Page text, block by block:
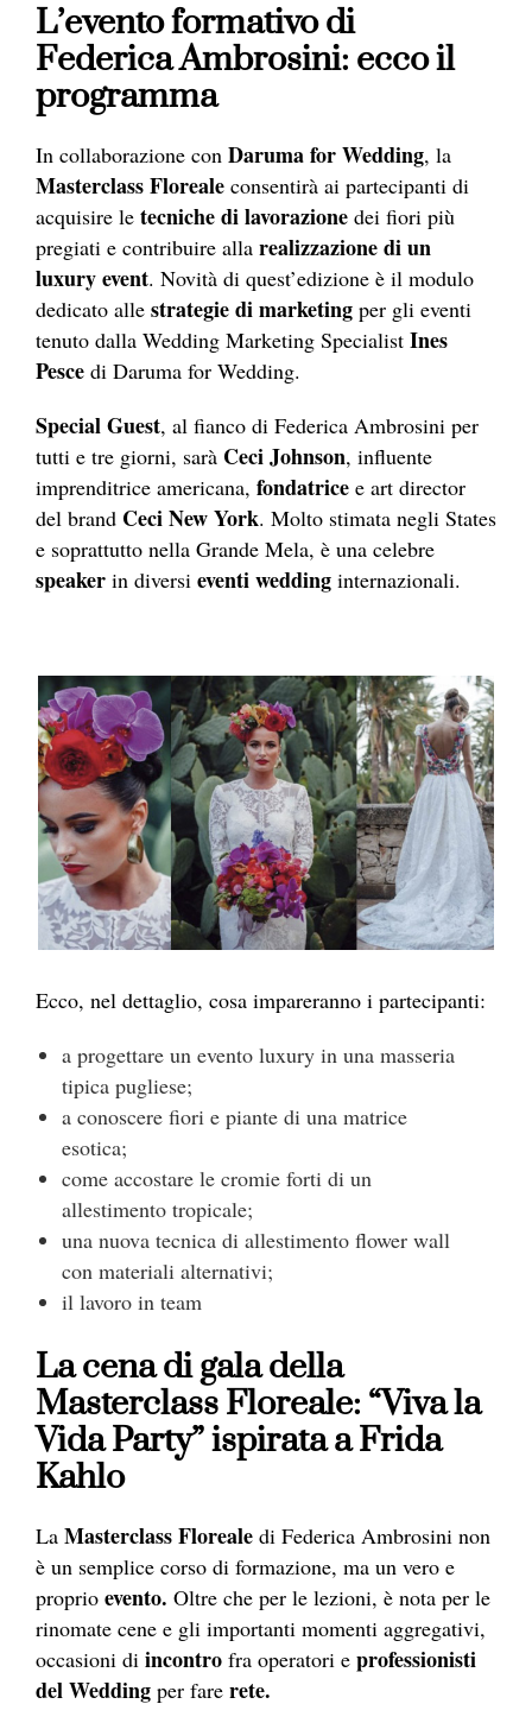
L’evento formativo di
Federica Ambrosini: ecco il
programma
In collaborazione con Daruma for Wedding, la
Masterclass Floreale consentirà ai partecipanti di
acquisire le tecniche di lavorazione dei fiori più
pregiati e contribuire alla realizzazione di un
luxury event. Novità di quest’edizione è il modulo
dedicato alle strategie di marketing per gli eventi
tenuto dalla Wedding Marketing Specialist Ines
Pesce di Daruma for Wedding.
Special Guest, al fianco di Federica Ambrosini per
tutti e tre giorni, sarà Ceci Johnson, influente
imprenditrice americana, fondatrice e art director
del brand Ceci New York. Molto stimata negli States
e soprattutto nella Grande Mela, è una celebre
speaker in diversi eventi wedding internazionali.
Ecco, nel dettaglio, cosa impareranno i partecipanti:
a progettare un evento luxury in una masseria
tipica pugliese;
a conoscere fiori e piante di una matrice
esotica;
come accostare le cromie forti di un
allestimento tropicale;
una nuova tecnica di allestimento flower wall
con materiali alternativi;
il lavoro in team
La cena di gala della
Masterclass Floreale: “Viva la
Vida Party” ispirata a Frida
Kahlo
La Masterclass Floreale di Federica Ambrosini non
è un semplice corso di formazione, ma un vero e
proprio evento. Oltre che per le lezioni, è nota per le
rinomate cene e gli importanti momenti aggregativi,
occasioni di incontro fra operatori e professionisti
del Wedding per fare rete.